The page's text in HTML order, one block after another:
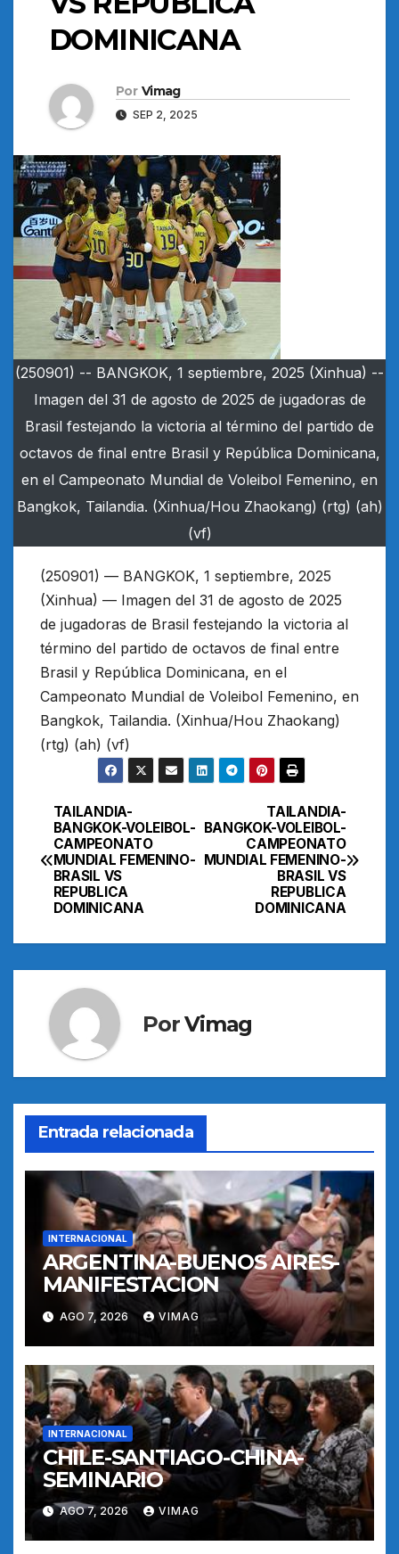
DOMINICANA
Por Vimag
SEP 2, 2025
(250901) -- BANGKOK, 1 septiembre, 2025 (Xinhua) --
Imagen del 31 de agosto de 2025 de jugadoras de
Brasil festejando la victoria al término del partido de
octavos de final entre Brasil y República Dominicana,
en el Campeonato Mundial de Voleibol Femenino, en
Bangkok, Tailandia. (Xinhua/Hou Zhaokang) (rtg) (ah)
(vf)
(250901) — BANGKOK, 1 septiembre, 2025
(Xinhua) — Imagen del 31 de agosto de 2025
de jugadoras de Brasil festejando la victoria al
término del partido de octavos de final entre
Brasil y República Dominicana, en el
Campeonato Mundial de Voleibol Femenino, en
Bangkok, Tailandia. (Xinhua/Hou Zhaokang)
(rtg) (ah) (vf)
Navegación
de
entradas
TAILANDIA-
BANGKOK-VOLEIBOL-
CAMPEONATO
MUNDIAL FEMENINO-
BRASIL VS
REPUBLICA
DOMINICANA
TAILANDIA-
BANGKOK-VOLEIBOL-
CAMPEONATO
MUNDIAL FEMENINO-
BRASIL VS
REPUBLICA
DOMINICANA
PorVimag
Entrada relacionada
INTERNACIONAL
ARGENTINA-BUENOS AIRES-
MANIFESTACION
AGO 7, 2026 VIMAG
INTERNACIONAL
CHILE-SANTIAGO-CHINA-
SEMINARIO
AGO 7, 2026 VIMAG